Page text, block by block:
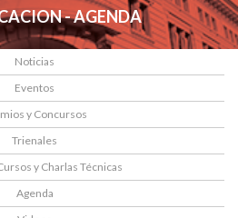
- AGENDA
Noticias
Eventos
y Concursos
Trienales
y Charlas Técnicas
Agenda